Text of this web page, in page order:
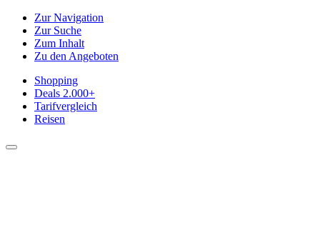
Zur Navigation
Zur Suche
Zum Inhalt
Zu den Angeboten
Shopping
Deals 2.000+
Tarifvergleich
Reisen